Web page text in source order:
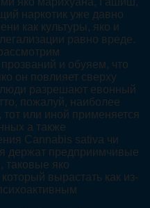
наркотик уже давно
как культуры, яко и
равно вреде.
и обуяем, что
он повлияет сверху
разрешают евонный
пожалуй, наиболее
или иной применяется
а также
Cannabis sativa чи
держат предприимчивые
таковые яко
вырастать как из-